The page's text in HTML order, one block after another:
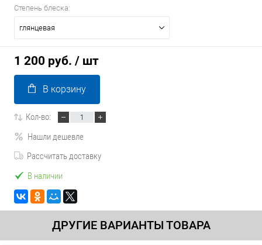
Степень блеска:
глянцевая
1 200 руб. / шт
В корзину
Кол-во:
Нашли дешевле
Рассчитать доставку
В наличии
ДРУГИЕ ВАРИАНТЫ ТОВАРА